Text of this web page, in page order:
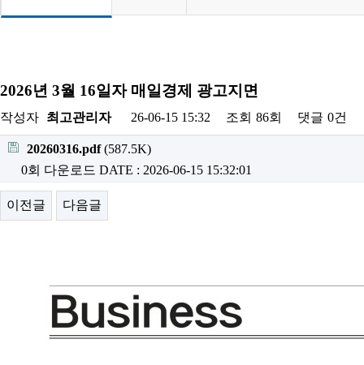
2026년 3월 16일자 매일경제 광고지면
작성자 최고관리자 26-06-15 15:32 조회 86회 댓글 0건
20260316.pdf(587.5K)
0회 다운로드 DATE : 2026-06-15 15:32:01
이전글 다음글